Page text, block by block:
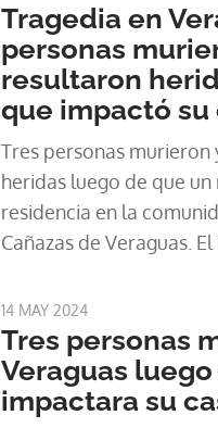
Tragedia en
personas
resultaron
que impactó su
Tres personas
heridas luego de que
residencia en la
Cañazas de Veraguas.
tormenta eléctrica el
donde había cinco
Los fallecidos son una
hombre (hijo), y un
14 MAY 2024
Tres personas
Veraguas
impactara su